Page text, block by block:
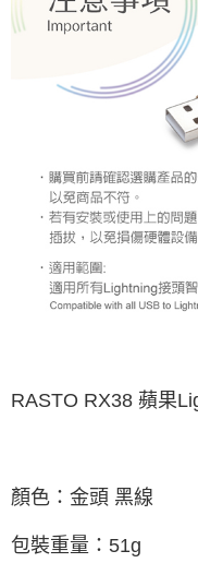
RASTO RX38 蘋果
顏色：金頭 黑線
包裝重量：51g